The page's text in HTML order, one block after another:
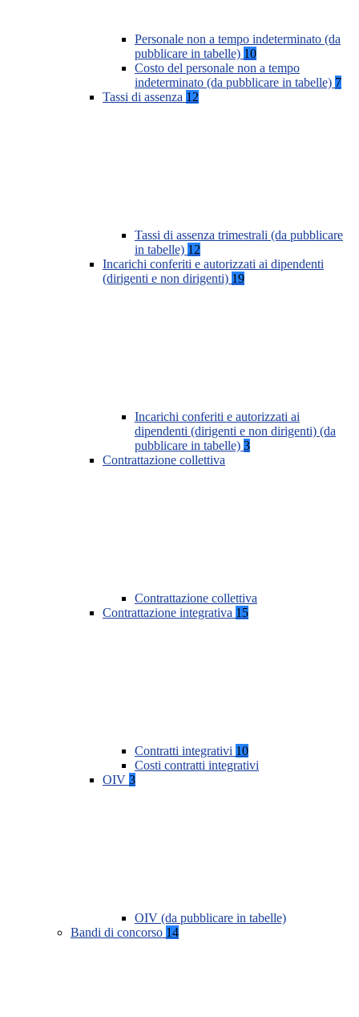
Personale non a tempo indeterminato (da
pubblicare in tabelle) 10
Costo del personale non a tempo
indeterminato (da pubblicare in tabelle) 7
Tassi di assenza 12
Tassi di assenza trimestrali (da pubblicare
in tabelle) 12
Incarichi conferiti e autorizzati ai dipendenti
(dirigenti e non dirigenti) 19
Incarichi conferiti e autorizzati ai
dipendenti (dirigenti e non dirigenti) (da
pubblicare in tabelle) 3
Contrattazione collettiva
Contrattazione collettiva
Contrattazione integrativa 15
Contratti integrativi 10
Costi contratti integrativi
OIV 3
OIV (da pubblicare in tabelle)
Bandi di concorso 14